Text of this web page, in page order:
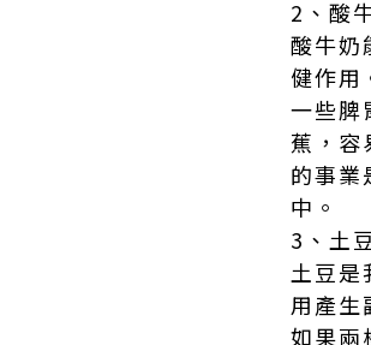
2、酸
酸牛奶
健作用
一些脾
蕉，
的事業
中。
3、土
土豆是
用產生
如果兩